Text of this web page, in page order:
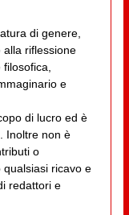
di genere,
riflessione
e
di lucro ed è
Inoltre non è
o
ricavo e
redattori e